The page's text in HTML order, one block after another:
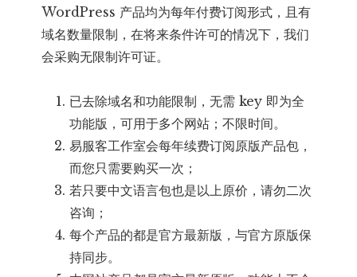
WordPress 产品均为每年付费订阅形式，且有
域名数量限制，在将来条件许可的情况下，我们
会采购无限制许可证。
已去除域名和功能限制，无需 key 即为全
功能版，可用于多个网站；不限时间。
易服客工作室会每年续费订阅原版产品包，
而您只需要购买一次；
若只要中文语言包也是以上原价，请勿二次
咨询；
每个产品的都是官方最新版，与官方原版保
持同步。